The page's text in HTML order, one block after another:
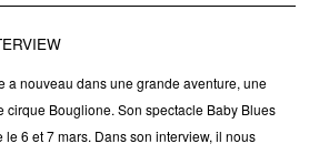
a nouveau dans une grande aventure, une
cirque Bouglione. Son spectacle Baby Blues
6 et 7 mars. Dans son interview, il nous